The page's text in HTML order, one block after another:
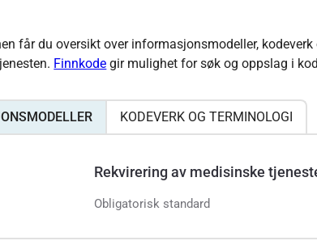
får du oversikt over informasjonsmodeller,
Finnkode gir mulighet for søk og oppslag i
KODEVERK OG TERMINOLOGI
Rekvirering av medisinske
Obligatorisk standard